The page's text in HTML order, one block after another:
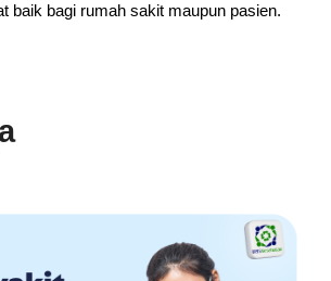
baik bagi rumah sakit maupun pasien.